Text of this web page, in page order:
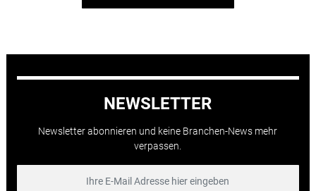
NEWSLETTER
Newsletter abonnieren und keine Branchen-News mehr
verpassen.